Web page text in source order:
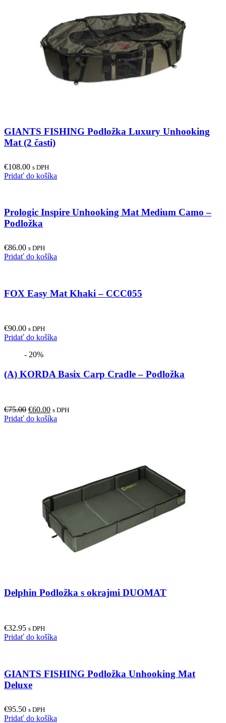
GIANTS FISHING Podložka Luxury Unhooking
Mat (2 časti)
€108.00 s DPH
Pridať do košíka
Prologic Inspire Unhooking Mat Medium Camo –
Podložka
€86.00 s DPH
Pridať do košíka
FOX Easy Mat Khaki – CCC055
€90.00 s DPH
Pridať do košíka
- 20%
(A) KORDA Basix Carp Cradle – Podložka
€75.00 Original
price
€60.00Current
price
s DPH
Pridať do košíka
Delphin Podložka s okrajmi DUOMAT
€32.95 s DPH
Pridať do košíka
GIANTS FISHING Podložka Unhooking Mat
Deluxe
€95.50 s DPH
Pridať do košíka